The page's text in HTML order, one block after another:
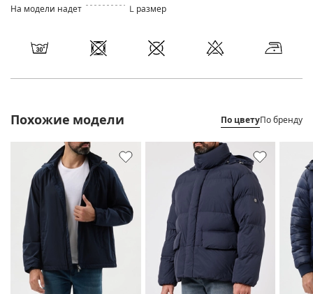
На модели надет L размер
Похожие модели По цветуПо бренду